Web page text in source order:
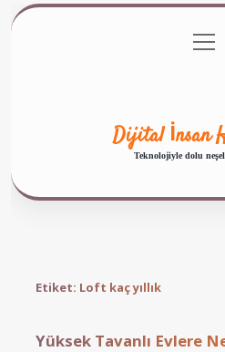
Gizlilik aç
Dijital İnsan
Teknolojiyle dolu
Etiket: Loft kaç yıllık
Yüksek Tavanlı Evlere